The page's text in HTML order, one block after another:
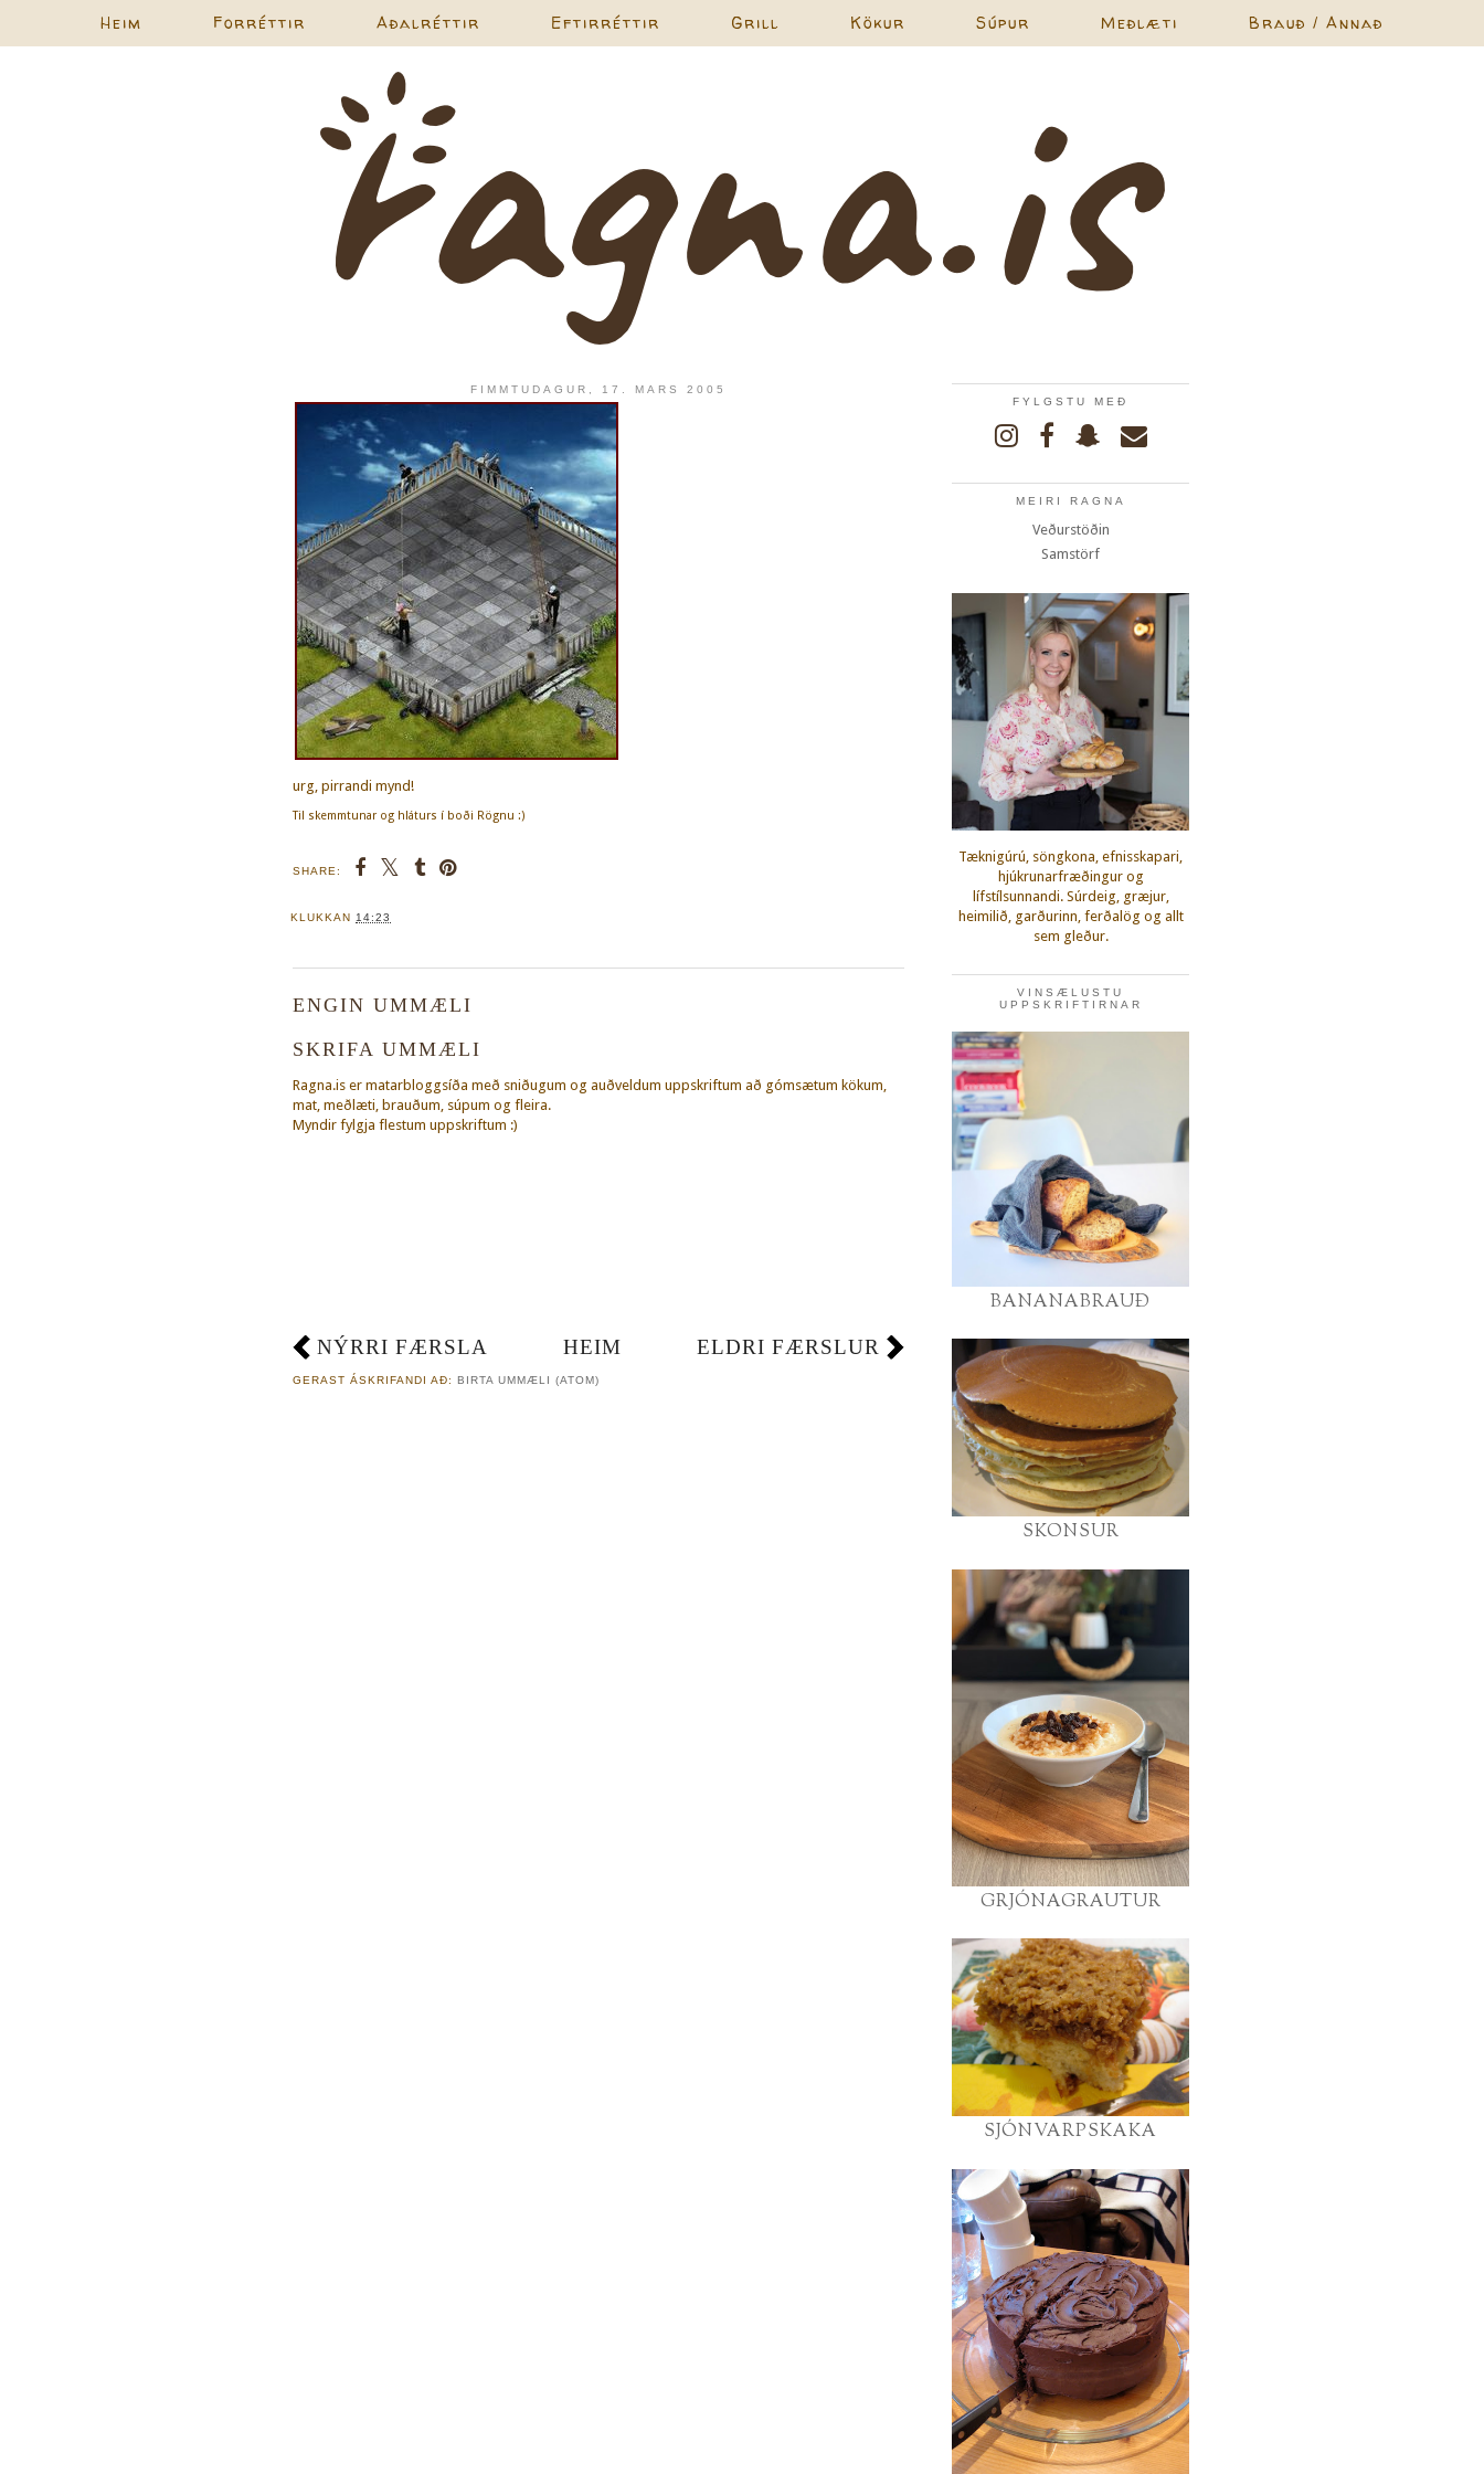
Heim Forréttir Aðalréttir Eftirréttir Grill Kökur Súpur Meðlæti Brauð / Annað
FIMMTUDAGUR, 17. MARS 2005
urg, pirrandi mynd!
Til skemmtunar og hláturs í boði Rögnu :)
SHARE:
KLUKKAN 14:23
ENGIN UMMÆLI
SKRIFA UMMÆLI
Ragna.is er matarbloggsíða með sniðugum og auðveldum uppskriftum að gómsætum kökum,
mat, meðlæti, brauðum, súpum og fleira.
Myndir fylgja flestum uppskriftum :)
NÝRRI FÆRSLA ELDRI FÆRSLUR
HEIM
GERAST ÁSKRIFANDI AÐ: BIRTA UMMÆLI (ATOM)
FYLGSTU MEÐ
MEIRI RAGNA
Veðurstöðin
Samstörf
Tæknigúrú, söngkona, efnisskapari,
hjúkrunarfræðingur og
lífstílsunnandi. Súrdeig, græjur,
heimilið, garðurinn, ferðalög og allt
sem gleður.
VINSÆLUSTU
UPPSKRIFTIRNAR
BANANABRAUÐ
SKONSUR
GRJÓNAGRAUTUR
SJÓNVARPSKAKA